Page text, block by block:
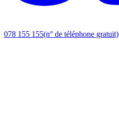
078 155 155(n° de téléphone gratuit)